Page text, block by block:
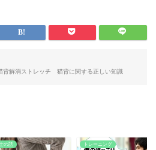
背解消ストレッチ 猫背に関する正しい知識
の話 トレーニング